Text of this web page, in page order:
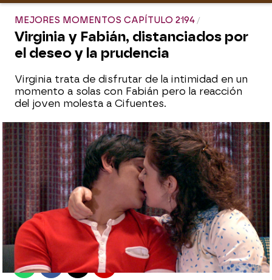
MEJORES MOMENTOS CAPÍTULO 2194
Virginia y Fabián, distanciados por
el deseo y la prudencia
Virginia trata de disfrutar de la intimidad en un
momento a solas con Fabián pero la reacción
del joven molesta a Cifuentes.
antena3.com
Madrid
Publicado: 06 de septiembre de 2021, 17:26
WhatsappFacebook
X Flipboard